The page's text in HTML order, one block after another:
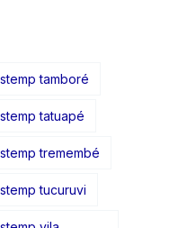
tamboré
tatuapé
tremembé
tucuruvi